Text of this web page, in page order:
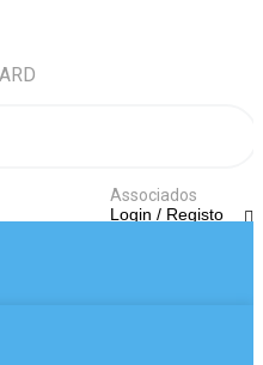
Associados
Login / Registo